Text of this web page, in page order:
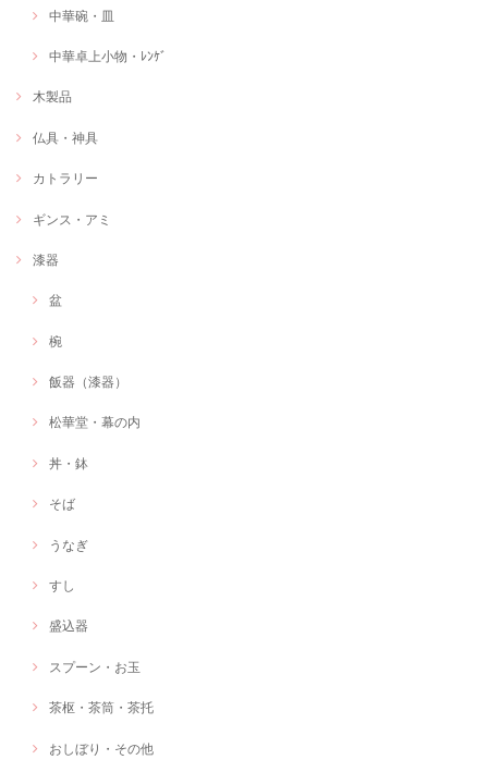
中華碗・皿
中華卓上小物・ﾚﾝｹﾞ
木製品
仏具・神具
カトラリー
ギンス・アミ
漆器
盆
椀
飯器（漆器）
松華堂・幕の内
丼・鉢
そば
うなぎ
すし
盛込器
スプーン・お玉
茶枢・茶筒・茶托
おしぼり・その他